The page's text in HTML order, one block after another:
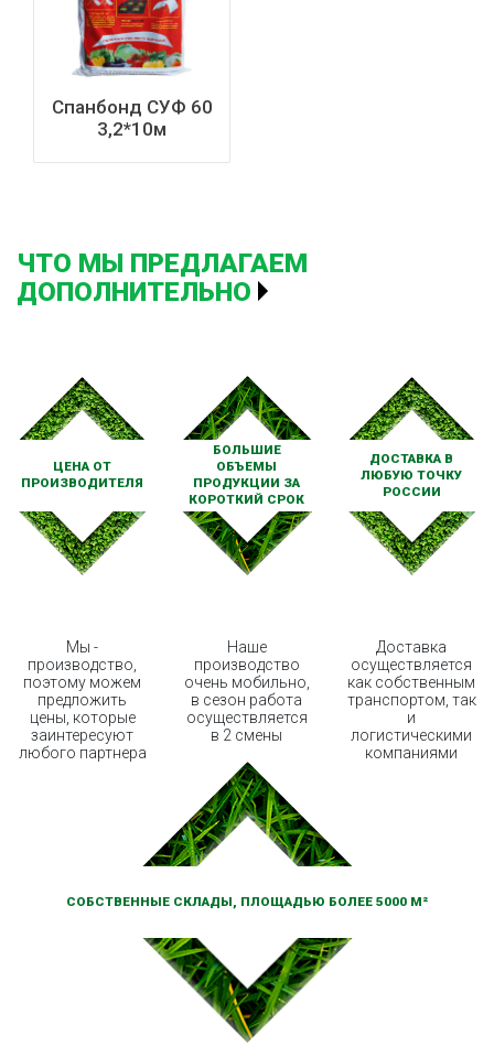
Спанбонд СУФ 60
3,2*10м
ЧТО МЫ ПРЕДЛАГАЕМ
ДОПОЛНИТЕЛЬНО
ЦЕНА ОТ
ПРОИЗВОДИТЕЛЯ
Мы -
производство,
поэтому можем
предложить
цены, которые
заинтересуют
любого партнера
БОЛЬШИЕ
ОБЪЕМЫ
ПРОДУКЦИИ ЗА
КОРОТКИЙ СРОК
Наше
производство
очень мобильно,
в сезон работа
осуществляется
в 2 смены
ДОСТАВКА В
ЛЮБУЮ ТОЧКУ
РОССИИ
Доставка
осуществляется
как собственным
транспортом, так
и
логистическими
компаниями
СОБСТВЕННЫЕ СКЛАДЫ, ПЛОЩАДЬЮ БОЛЕЕ 5000 М²